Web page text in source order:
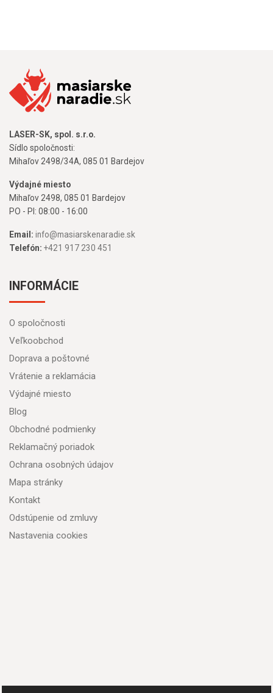
LASER-SK, spol. s.r.o.
Sídlo spoločnosti:
Mihaľov 2498/34A, 085 01 Bardejov
Výdajné miesto
Mihaľov 2498, 085 01 Bardejov
PO - PI: 08:00 - 16:00
Email: info@masiarskenaradie.sk
Telefón: +421 917 230 451
INFORMÁCIE
O spoločnosti
Veľkoobchod
Doprava a poštovné
Vrátenie a reklamácia
Výdajné miesto
Blog
Obchodné podmienky
Reklamačný poriadok
Ochrana osobných údajov
Mapa stránky
Kontakt
Odstúpenie od zmluvy
Nastavenia cookies